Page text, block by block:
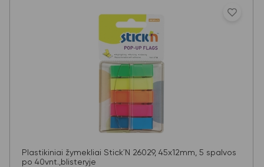
Plastikiniai žymekliai Stick´N 26029, 45x12mm, 5 spalvos
po 40vnt.,blisteryje